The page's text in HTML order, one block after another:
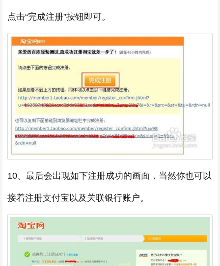
点击“完成注册”按钮即可。
10、最后会出现如下注册成功的画面，当然你也可以
接着注册支付宝以及关联银行账户。